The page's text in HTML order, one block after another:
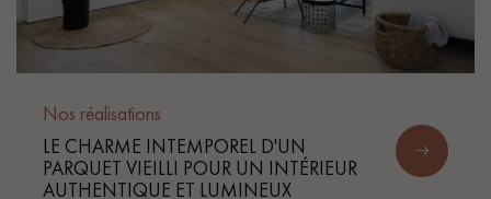
Nos réalisations
LE CHARME INTEMPOREL D'UN
PARQUET VIEILLI POUR UN INTÉRIEUR
AUTHENTIQUE ET LUMINEUX